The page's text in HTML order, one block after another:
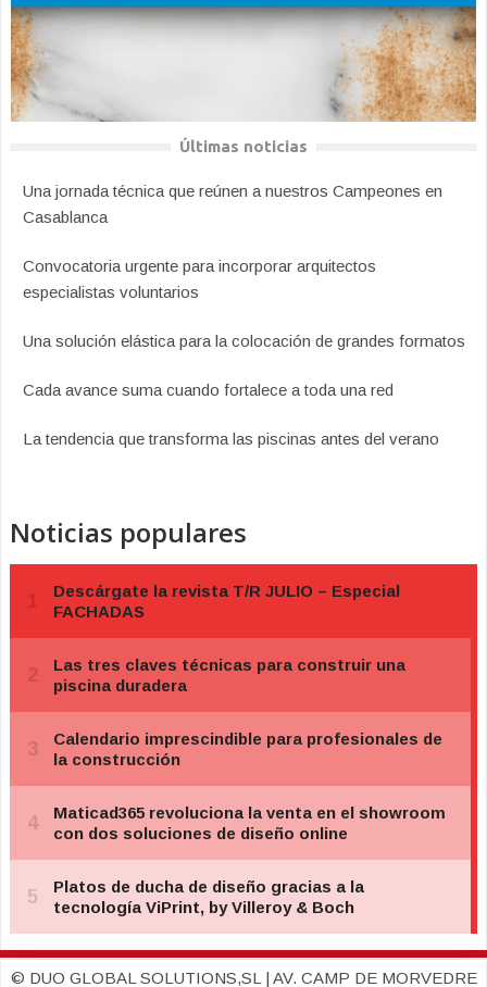
Últimas noticias
Una jornada técnica que reúnen a nuestros Campeones en
Casablanca
Convocatoria urgente para incorporar arquitectos
especialistas voluntarios
Una solución elástica para la colocación de grandes formatos
Cada avance suma cuando fortalece a toda una red
La tendencia que transforma las piscinas antes del verano
Noticias populares
© DUO GLOBAL SOLUTIONS,SL | AV. CAMP DE MORVEDRE